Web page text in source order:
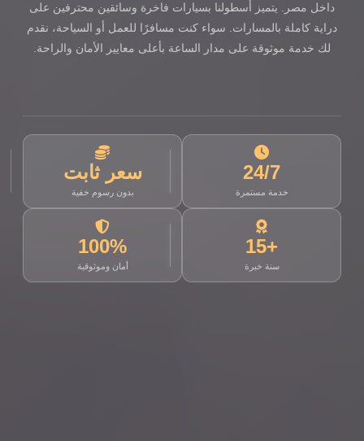
داخل مصر. يتميز أسطولنا بسيارات فاخرة وسائقين محترفين على
دراية كاملة بالمسارات. سواء كنت مسافرًا للعمل أو السياحة، نقدم
لك خدمة موثوقة على مدار الساعة بأعلى معايير الأمان والراحة.
24/7
خدمة مستمرة
سعر ثابت
بدون رسوم خفية
+15
سنة خبرة
100%
أمان وموثوقية